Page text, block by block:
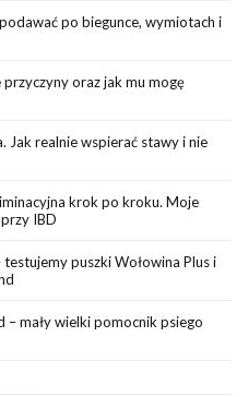
po biegunce, wymiotach i
oraz jak mu mogę
realnie wspierać stawy i nie
krok po kroku. Moje
IBD
puszki Wołowina Plus i
– mały wielki pomocnik psiego